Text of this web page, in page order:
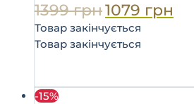
1399грн1079 грн
Товар закінчується
Товар закінчується
-15%